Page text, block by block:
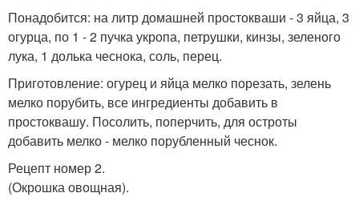
Понадобится: на литр домашней простокваши - 3 яйца, 3
огурца, по 1 - 2 пучка укропа, петрушки, кинзы, зеленого
лука, 1 долька чеснока, соль, перец.
Приготовление: огурец и яйца мелко порезать, зелень
мелко порубить, все ингредиенты добавить в
простоквашу. Посолить, поперчить, для остроты
добавить мелко - мелко порубленный чеснок.
Рецепт номер 2.
(Окрошка овощная).